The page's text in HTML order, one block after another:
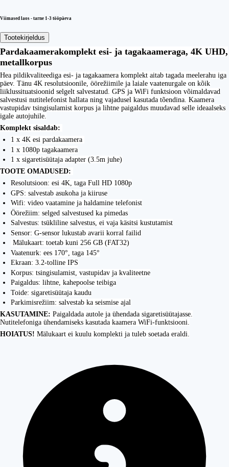
Viimased laos - tarne 1-3 tööpäeva
Tootekirjeldus
Pardakaamerakomplekt esi- ja tagakaameraga, 4K UHD,
metallkorpus
Hea pildikvaliteediga esi- ja tagakaamera komplekt aitab tagada meelerahu iga
päev. Tänu 4K resolutsioonile, öörežiimile ja laiale vaatenurgale on kõik
liiklussituatsioonid selgelt salvestatud. GPS ja WiFi funktsioon võimaldavad
salvestusi nutitelefonist hallata ning vajadusel kasutada tõendina. Kaamera
vastupidav tsingisulamist korpus ja lihtne paigaldus muudavad selle ideaalseks
igale autojuhile.
Komplekt sisaldab:
1 x 4K esi pardakaamera
1 x 1080p tagakaamera
1 x sigaretisüütaja adapter (3.5m juhe)
TOOTE OMADUSED:
Resolutsioon: esi 4K, taga Full HD 1080p
GPS: salvestab asukoha ja kiiruse
Wifi: video vaatamine ja haldamine telefonist
Öörežiim: selged salvestused ka pimedas
Salvestus: tsükliline salvestus, ei vaja käsitsi kustutamist
Sensor: G-sensor lukustab avarii korral failid
Mälukaart: toetab kuni 256 GB (FAT32)
Vaatenurk: ees 170°, taga 145°
Ekraan: 3.2-tolline IPS
Korpus: tsingisulamist, vastupidav ja kvaliteetne
Paigaldus: lihtne, kahepoolse teibiga
Toide: sigaretisüütaja kaudu
Parkimisrežiim: salvestab ka seismise ajal
KASUTAMINE: Paigaldada autole ja ühendada sigaretisüütajasse.
Nutitelefoniga ühendamiseks kasutada kaamera WiFi-funktsiooni.
HOIATUS! Mälukaart ei kuulu komplekti ja tuleb soetada eraldi.